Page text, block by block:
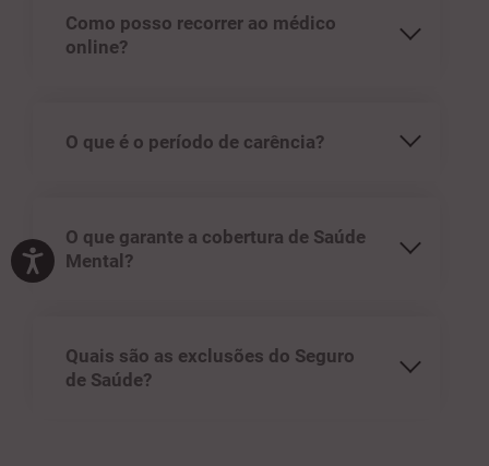
Como posso recorrer ao médico
online?
O que é o período de carência?
O que garante a cobertura de Saúde
Mental?
Quais são as exclusões do Seguro
de Saúde?